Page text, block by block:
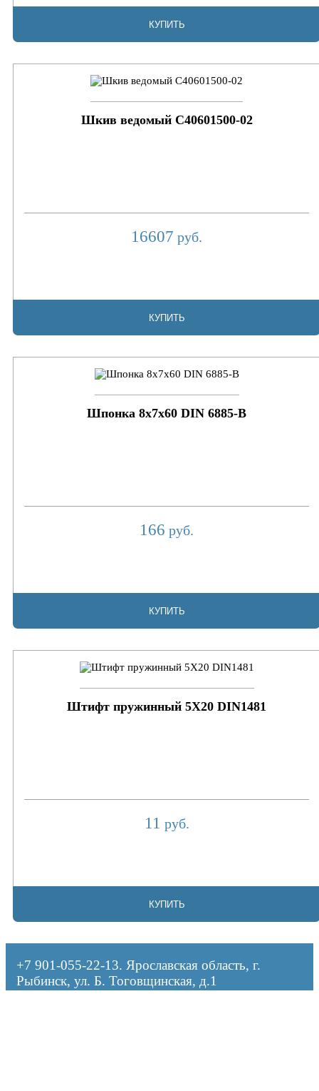
КУПИТЬ
Шкив ведомый C40601500-02
16607 руб.
КУПИТЬ
Шпонка 8х7х60 DIN 6885-B
166 руб.
КУПИТЬ
Штифт пружинный 5Х20 DIN1481
11 руб.
КУПИТЬ
+7 901-055-22-13. Ярославская область, г.
Рыбинск, ул. Б. Тоговщинская, д.1